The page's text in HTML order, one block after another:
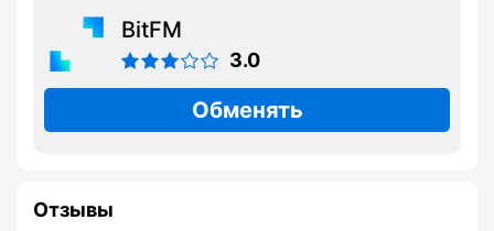
BitFM
3.0
Обменять
Отзывы